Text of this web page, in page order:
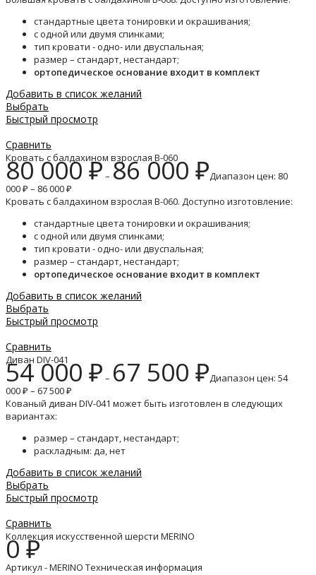
стандартные цвета тонировки и окрашивания;
с одной или двумя спинками;
тип кровати - одно- или двуспальная;
размер – стандарт, нестандарт;
ортопедическое основание входит в комплект
Добавить в список желаний
Выбрать
Быстрый просмотр
Сравнить
Кровать с балдахином взрослая B-060
80 000₽– 86 000 ₽Диапазон цен: 80
000 ₽ – 86 000 ₽
Кровать с балдахином взрослая B-060. Доступно изготовление:
стандартные цвета тонировки и окрашивания;
с одной или двумя спинками;
тип кровати - одно- или двуспальная;
размер – стандарт, нестандарт;
ортопедическое основание входит в комплект
Добавить в список желаний
Выбрать
Быстрый просмотр
Сравнить
Диван DIV-041
54 000 ₽ – 67 500 ₽Диапазон цен: 54
000 ₽ – 67 500 ₽
Кованый диван DIV-041 может быть изготовлен в следующих
вариантах:
размер – стандарт, нестандарт;
раскладным: да, нет
Добавить в список желаний
Выбрать
Быстрый просмотр
Сравнить
Коллекция искусственной шерсти MERINO
0₽
Артикул - MERINO Техническая информация